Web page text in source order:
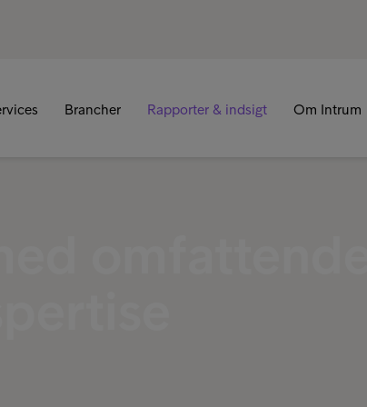
Brancher Rapporter & indsigt Om Intrum